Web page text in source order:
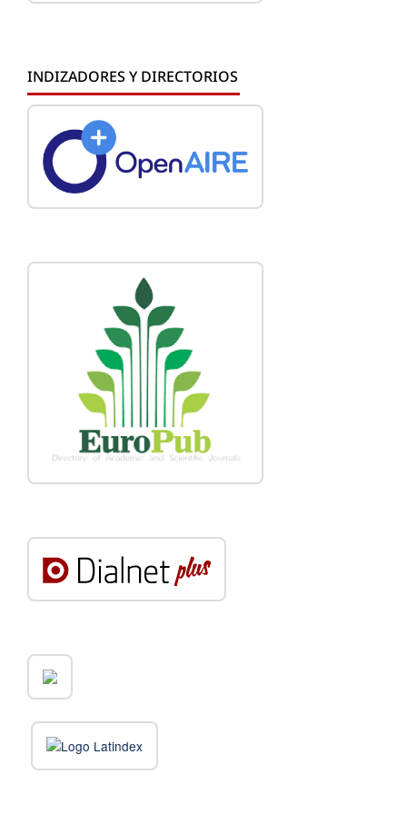
INDIZADORES Y DIRECTORIOS